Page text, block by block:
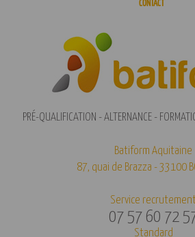
CONTACT
PRÉ-QUALIFICATION - ALTERNANCE -
Batiform Aquitaine
87, quai de Brazza - 33100
Service recrutement
07 57 60 72
Standard